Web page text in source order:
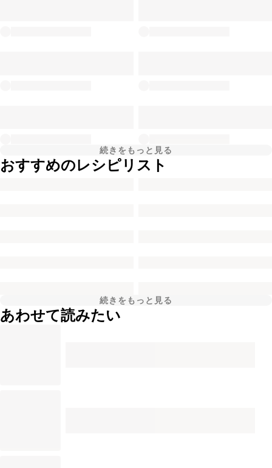
続きをもっと見る
おすすめのレシピリスト
続きをもっと見る
あわせて読みたい